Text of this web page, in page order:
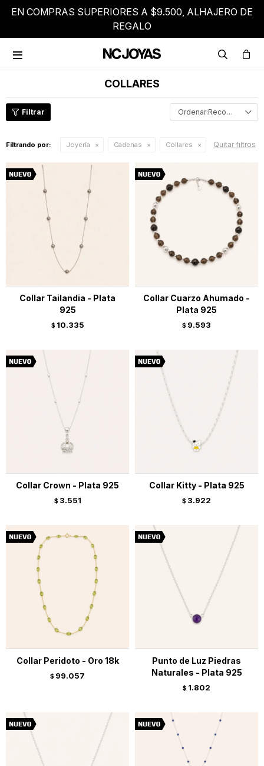
EN COMPRAS SUPERIORES A $9.500, ALHAJERO DE
REGALO

COLLARES
Recomendados
Filtrando por: Joyería Cadenas Collares Quitar filtros
Collar Tailandia - Plata
925
$ 10.335
Collar Cuarzo Ahumado -
Plata 925
$ 9.593
Collar Crown - Plata 925
$ 3.551
Collar Kitty - Plata 925
$ 3.922
Collar Peridoto - Oro 18k
$ 99.057
Punto de Luz Piedras
Naturales - Plata 925
$ 1.802